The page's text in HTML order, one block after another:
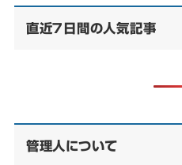
直近７日間の人気記事
管理人について